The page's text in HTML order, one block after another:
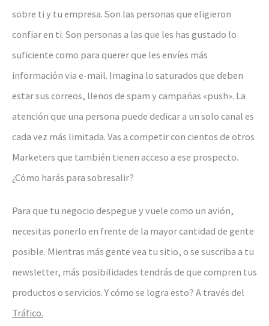
sobre ti y tu empresa. Son las personas que eligieron
confiar en ti. Son personas a las que les has gustado lo
suficiente como para querer que les envíes más
información via e-mail. Imagina lo saturados que deben
estar sus correos, llenos de spam y campañas «push». La
atención que una persona puede dedicar a un solo canal es
cada vez más limitada. Vas a competir con cientos de otros
Marketers que también tienen acceso a ese prospecto.
¿Cómo harás para sobresalir?
Para que tu negocio despegue y vuele como un avión,
necesitas ponerlo en frente de la mayor cantidad de gente
posible. Mientras más gente vea tu sitio, o se suscriba a tu
newsletter, más posibilidades tendrás de que compren tus
productos o servicios. Y cómo se logra esto? A través del
Tráfico.